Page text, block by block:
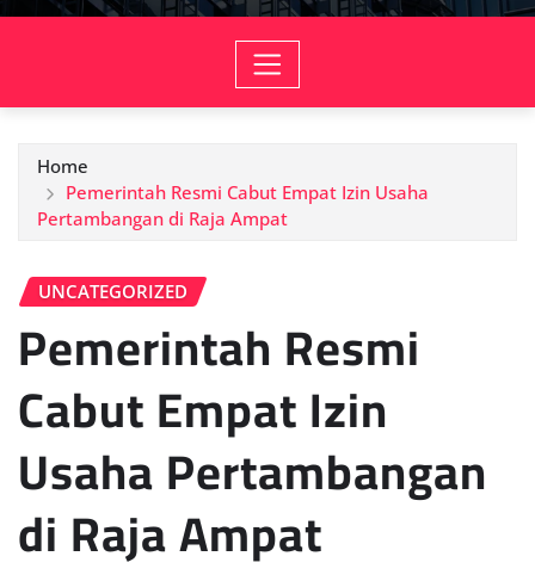
Home
Pemerintah Resmi Cabut Empat Izin Usaha
Pertambangan di Raja Ampat
UNCATEGORIZED
Pemerintah Resmi
Cabut Empat Izin
Usaha Pertambangan
di Raja Ampat